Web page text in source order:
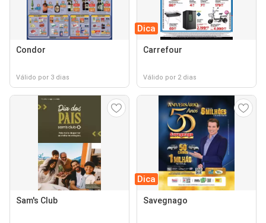
Condor
Válido por 3 dias
Dica
Carrefour
Válido por 2 dias
Sam's Club
Dica
Savegnago